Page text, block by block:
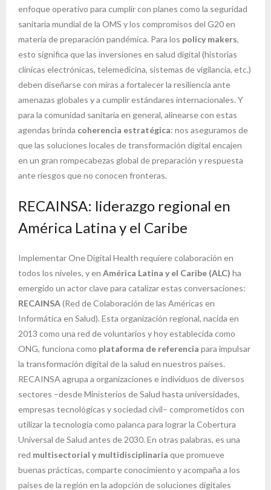
enfoque operativo para cumplir con planes como la seguridad
sanitaria mundial de la OMS y los compromisos del G20 en
materia de preparación pandémica. Para los policy makers,
esto significa que las inversiones en salud digital (historias
clínicas electrónicas, telemedicina, sistemas de vigilancia, etc.)
deben diseñarse con miras a fortalecer la resiliencia ante
amenazas globales y a cumplir estándares internacionales. Y
para la comunidad sanitaria en general, alinearse con estas
agendas brinda coherencia estratégica: nos aseguramos de
que las soluciones locales de transformación digital encajen
en un gran rompecabezas global de preparación y respuesta
ante riesgos que no conocen fronteras.
RECAINSA: liderazgo regional en
América Latina y el Caribe
Implementar One Digital Health requiere colaboración en
todos los niveles, y en América Latina y el Caribe (ALC) ha
emergido un actor clave para catalizar estas conversaciones:
RECAINSA(Red de Colaboración de las Américas en
Informática en Salud). Esta organización regional, nacida en
2013 como una red de voluntarios y hoy establecida como
ONG, funciona como plataforma de referencia para impulsar
la transformación digital de la salud en nuestros países.
RECAINSA agrupa a organizaciones e individuos de diversos
sectores –desde Ministerios de Salud hasta universidades,
empresas tecnológicas y sociedad civil– comprometidos con
utilizar la tecnología como palanca para lograr la Cobertura
Universal de Salud antes de 2030. En otras palabras, es una
red multisectorial y multidisciplinaria que promueve
buenas prácticas, comparte conocimiento y acompaña a los
países de la región en la adopción de soluciones digitales